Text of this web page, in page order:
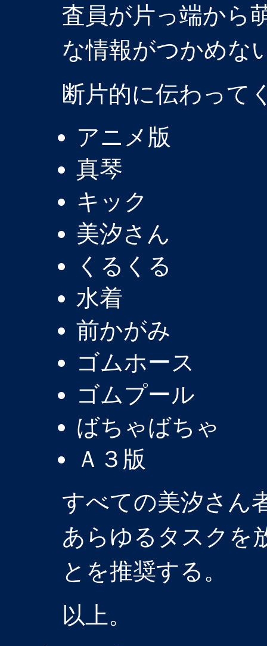
査員が片っ端から
な情報がつかめな
断片的に伝わって
アニメ版
真琴
キック
美汐さん
くるくる
水着
前かがみ
ゴムホース
ゴムプール
ばちゃばちゃ
Ａ３版
すべての美汐さん
あらゆるタスクを
とを推奨する。
以上。